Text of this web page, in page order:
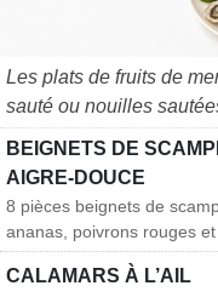
Les plats de fruits de
sauté ou nouilles
BEIGNETS DE
AIGRE-DOUCE
8 pièces beignets de
ananas, poivrons rouges
CALAMARS À L’AIL